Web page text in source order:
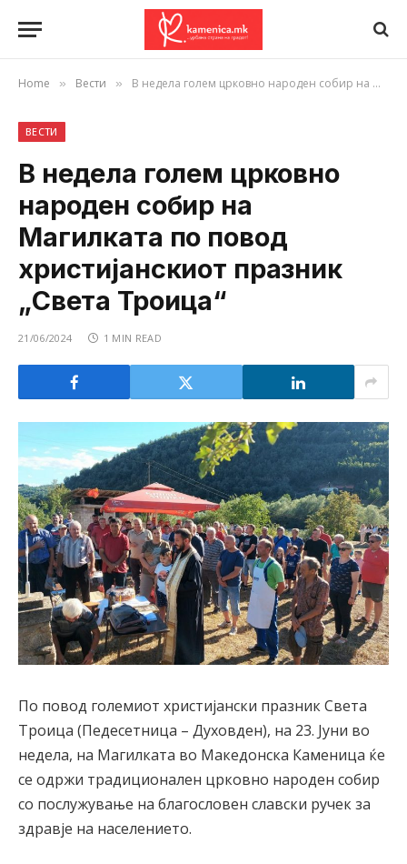
Home » Вести » В недела голем црковно народен собир на Магилката по повод христијанскиот празник „Света Троица“
ВЕСТИ
В недела голем црковно
народен собир на
Магилката по повод
христијанскиот празник
„Света Троица“
21/06/2024 1 MIN READ
По повод големиот христијански празник Света
Троица (Педесетница – Духовден), на 23. Јуни во
недела, на Магилката во Македонска Каменица ќе
се одржи традиционален црковно народен собир
со послужување на благословен славски ручек за
здравје на населението.